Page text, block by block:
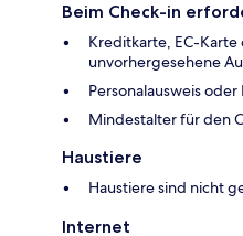
Beim Check-in
Kreditkarte, EC-
unvorhergesehene
Personalausweis
Mindestalter für den
Haustiere
Haustiere sind nicht
Internet